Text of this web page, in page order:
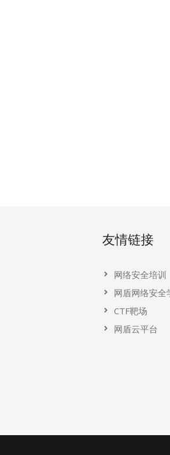
友情链接
网络安全培训
网盾网络安全
CTF靶场
网盾云平台